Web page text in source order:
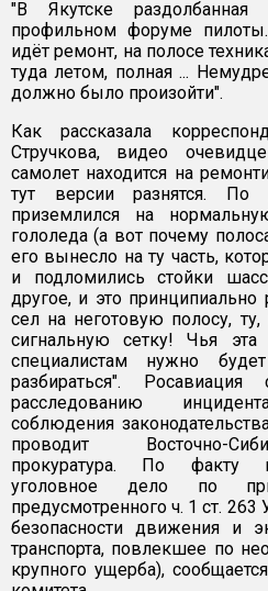
"В Якутске
профильном форуме
идёт ремонт, на полосе
туда летом, полная ...
должно было произойти".
Как рассказала
Стручкова, видео
самолет находится на
тут версии разнятся. По
приземлился на
гололеда (а вот почему
его вынесло на ту часть,
и подломились стойки
другое, и это
сел на неготовую полосу,
сигнальную сетку! Чья
специалистам нужно
разбираться".
расследованию
соблюдения
проводит Восточно-
прокуратура. По факту
уголовное дело по
предусмотренного ч. 1 ст.
безопасности движения и
транспорта, повлекшее по
крупного ущерба), сообщается